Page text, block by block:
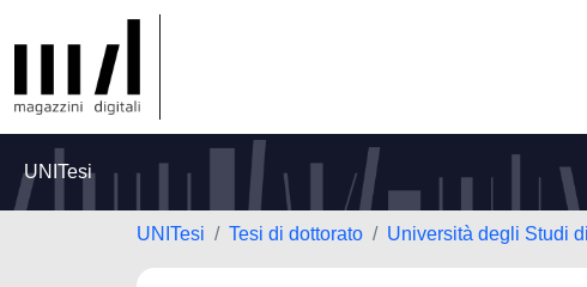
UNITesi
UNITesi Tesi di dottorato Università degli Studi